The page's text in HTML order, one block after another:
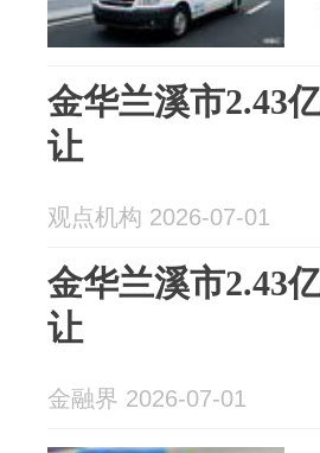
金华兰溪市2.43
让
观点机构 2026-07-01
金华兰溪市2.43
让
金融界 2026-07-01